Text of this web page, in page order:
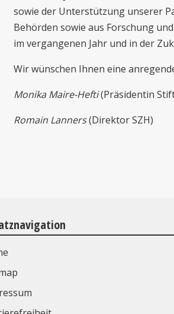
sowie der Unterstützung unserer
Behörden sowie aus Forschung
im vergangenen Jahr und in der
Wir wünschen Ihnen eine
Monika Maire-Hefti(Präsidentin
Romain Lanners(Direktor SZH)